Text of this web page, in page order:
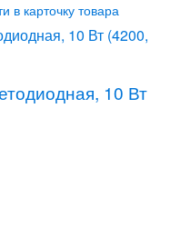
в карточку товара
10 Вт